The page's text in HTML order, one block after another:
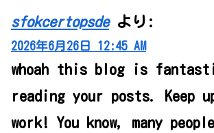
sfokcertopsde より:
2026年6月26日 12:45 AM
whoah this blog is
reading your posts. Keep
work! You know, many